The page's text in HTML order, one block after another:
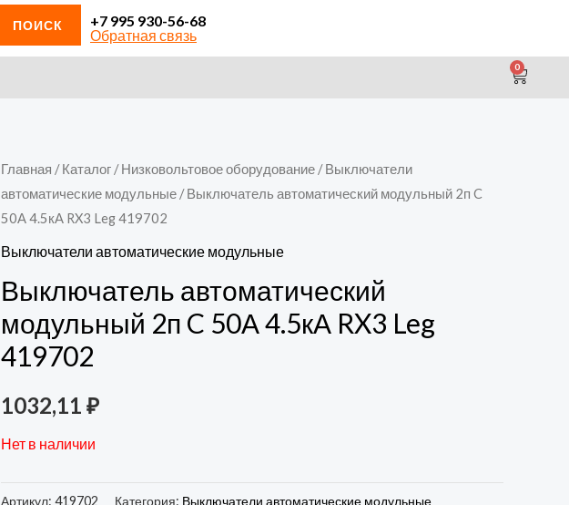
ПОИСК
+7 995 930-56-68
Обратная связь
0
Главная /Каталог /Низковольтовое оборудование /Выключатели
автоматические модульные / Выключатель автоматический модульный 2п C
50А 4.5кА RX3 Leg 419702
Выключатели автоматические модульные
Выключатель автоматический
модульный 2п C 50А 4.5кА RX3 Leg
419702
1032,11 ₽
Нет в наличии
Артикул: 419702 Категория: Выключатели автоматические модульные